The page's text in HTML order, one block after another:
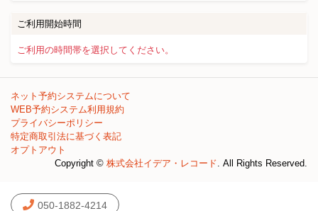
ご利用開始時間
ご利用の時間帯を選択してください。
ネット予約システムについて
WEB予約システム利用規約
プライバシーポリシー
特定商取引法に基づく表記
オプトアウト
Copyright © 株式会社イデア・レコード . All Rights Reserved.
050-1882-4214